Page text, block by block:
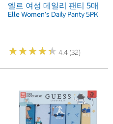
엘르 여성 데일리 팬티 5매
Elle Women's Daily Panty 5PK
★★★★★
★★★★★ 4.4 (32)